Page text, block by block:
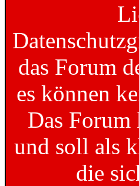
das Forum
es können
Das Forum
und soll als
die